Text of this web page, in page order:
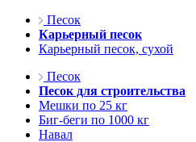
Песок
Карьерный песок
Карьерный песок, сухой
Песок
Песок для строительства
Мешки по 25 кг
Биг-беги по 1000 кг
Навал